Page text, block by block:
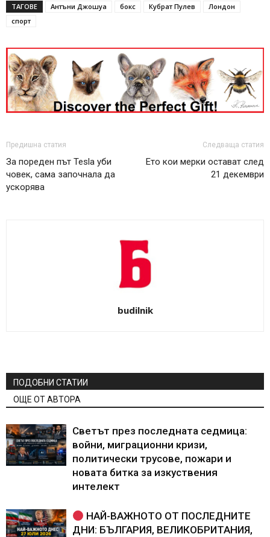
ТАГОВЕ Антъни Джошуа бокс Кубрат Пулев
Лондон
спорт
Предишна статия
За пореден път Tesla уби
човек, сама започнала да
ускорява
Следваща статия
Ето кои мерки остават след
21 декември
budilnik
ПОДОБНИ СТАТИИ
ОЩЕ ОТ АВТОРА
Светът през последната седмица:
войни, миграционни кризи,
политически трусове, пожари и
новата битка за изкуствения
интелект
НАЙ-ВАЖНОТО ОТ ПОСЛЕДНИТЕ
ДНИ: БЪЛГАРИЯ, ВЕЛИКОБРИТАНИЯ,